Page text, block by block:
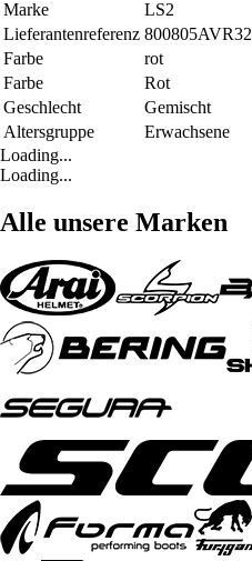
Marke
LS2
Lieferantenreferenz 800805AVR32
Farbe
rot
Farbe
Rot
Geschlecht
Gemischt
Altersgruppe
Erwachsene
Loading...
Loading...
Alle unsere Marken